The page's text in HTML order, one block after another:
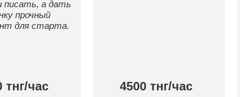
писать, а дать
прочный
для старта.
тнг/час 4500 тнг/час